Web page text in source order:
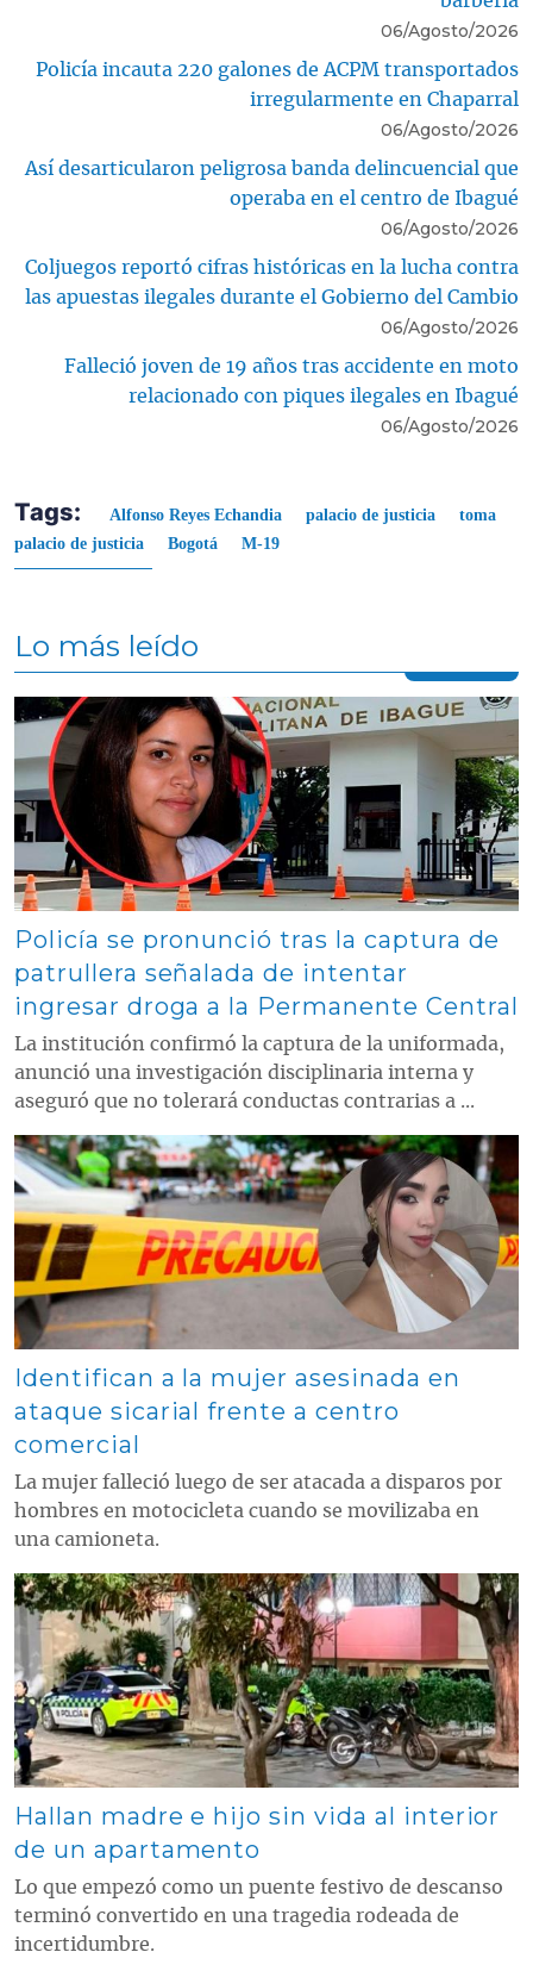
06/Agosto/2026
Policía incauta 220 galones de ACPM transportados
irregularmente en Chaparral
06/Agosto/2026
Así desarticularon peligrosa banda delincuencial que
operaba en el centro de Ibagué
06/Agosto/2026
Coljuegos reportó cifras históricas en la lucha contra
las apuestas ilegales durante el Gobierno del Cambio
06/Agosto/2026
Falleció joven de 19 años tras accidente en moto
relacionado con piques ilegales en Ibagué
06/Agosto/2026
Tags: Alfonso Reyes Echandia palacio de justicia
toma
palacio de justicia
Bogotá M-19
Lo más leído
Contenido multimedia principal
Policía se pronunció tras la captura de
patrullera señalada de intentar
ingresar droga a la Permanente Central
La institución confirmó la captura de la uniformada,
anunció una investigación disciplinaria interna y
aseguró que no tolerará conductas contrarias a ...
Contenido multimedia principal
Identifican a la mujer asesinada en
ataque sicarial frente a centro
comercial
La mujer falleció luego de ser atacada a disparos por
hombres en motocicleta cuando se movilizaba en
una camioneta.
Contenido multimedia principal
Hallan madre e hijo sin vida al interior
de un apartamento
Lo que empezó como un puente festivo de descanso
terminó convertido en una tragedia rodeada de
incertidumbre.